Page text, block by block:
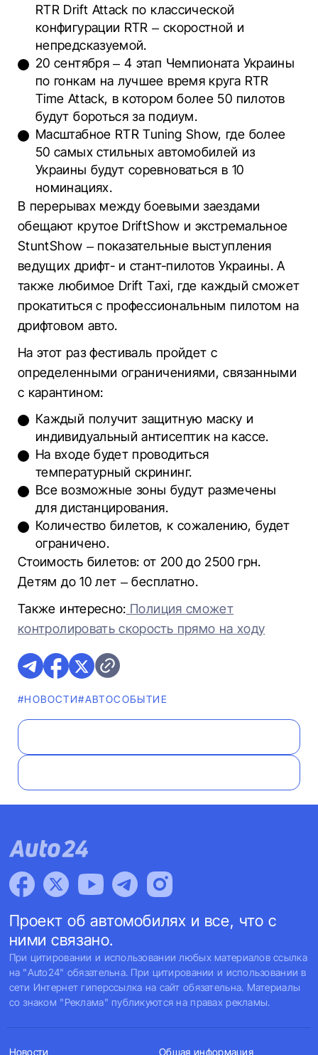
RTR Drift Attack по классической
конфигурации RTR – скоростной и
непредсказуемой.
20 сентября – 4 этап Чемпионата Украины
по гонкам на лучшее время круга RTR
Time Attack, в котором более 50 пилотов
будут бороться за подиум.
Масштабное RTR Tuning Show, где более
50 самых стильных автомобилей из
Украины будут соревноваться в 10
номинациях.
В перерывах между боевыми заездами
обещают крутое DriftShow и экстремальное
StuntShow – показательные выступления
ведущих дрифт- и стант-пилотов Украины. А
также любимое Drift Taxi, где каждый сможет
прокатиться с профессиональным пилотом на
дрифтовом авто.
На этот раз фестиваль пройдет с
определенными ограничениями, связанными
с карантином:
Каждый получит защитную маску и
индивидуальный антисептик на кассе.
На входе будет проводиться
температурный скрининг.
Все возможные зоны будут размечены
для дистанцирования.
Количество билетов, к сожалению, будет
ограничено.
Стоимость билетов: от 200 до 2500 грн.
Детям до 10 лет – бесплатно.
Также интересно: Полиция сможет
контролировать скорость прямо на ходу
#НОВОСТИ#АВТОСОБЫТИЕ
Проект об автомобилях и все, что с
ними связано.
При цитировании и использовании любых материалов ссылка
на "Auto24" обязательна. При цитировании и использовании в
сети Интернет гиперссылка на сайт обязательна. Материалы
со знаком "Реклама" публикуются на правах рекламы.
Новости Общая информация